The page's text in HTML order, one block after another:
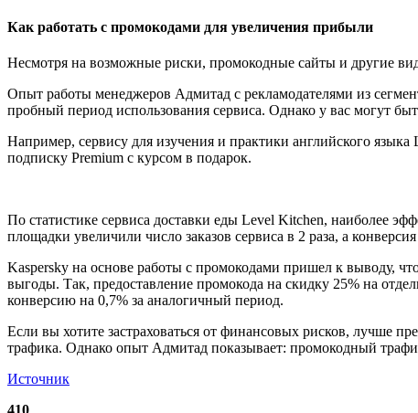
Как работать с промокодами для увеличения прибыли
Несмотря на возможные риски, промокодные сайты и другие
Опыт работы менеджеров Адмитад с рекламодателями из
пробный период использования сервиса. Однако у вас могут
Например, сервису для изучения и практики английского
подписку Premium с курсом в подарок.
По статистике сервиса доставки еды Level Kitchen, наиболее
площадки увеличили число заказов сервиса в 2 раза, а
Kaspersky на основе работы с промокодами пришел к выводу,
выгоды. Так, предоставление промокода на скидку 25% на
конверсию на 0,7% за аналогичный период.
Если вы хотите застраховаться от финансовых рисков, лучше
трафика. Однако опыт Адмитад показывает: промокодный
Источник
410